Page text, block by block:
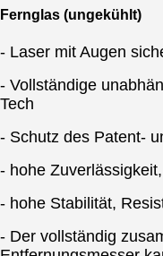
Fernglas (ungekühlt)
- Laser mit Augen
- Vollständige
Tech
- Schutz des Patent-
- hohe
- hohe Stabilität,
- Der vollständig